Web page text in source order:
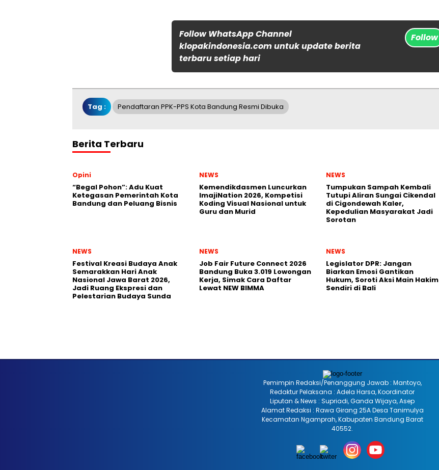
Follow WhatsApp Channel
klopakindonesia.com untuk update berita
terbaru setiap hari
Follow
Tag : Pendaftaran PPK-PPS Kota Bandung Resmi Dibuka
Berita Terbaru
Opini
“Begal Pohon”: Adu Kuat
Ketegasan Pemerintah Kota
Bandung dan Peluang Bisnis
NEWS
Kemendikdasmen Luncurkan
ImajiNation 2026, Kompetisi
Koding Visual Nasional untuk
Guru dan Murid
NEWS
Tumpukan Sampah Kembali
Tutupi Aliran Sungai Cikendal
di Cigondewah Kaler,
Kepedulian Masyarakat Jadi
Sorotan
NEWS
Festival Kreasi Budaya Anak
Semarakkan Hari Anak
Nasional Jawa Barat 2026,
Jadi Ruang Ekspresi dan
Pelestarian Budaya Sunda
NEWS
Job Fair Future Connect 2026
Bandung Buka 3.019 Lowongan
Kerja, Simak Cara Daftar
Lewat NEW BIMMA
NEWS
Legislator DPR: Jangan
Biarkan Emosi Gantikan
Hukum, Soroti Aksi Main Hakim
Sendiri di Bali
Pemimpin Redaksi/Penanggung Jawab : Mantoyo,
Redaktur Pelaksana : Adela Harsa, Koordinator
Liputan & News : Supriadi, Ganda Wijaya, Asep
Alamat Redaksi : Rawa Girang 25A Desa Tanimulya
Kecamatan Ngamprah, Kabupaten Bandung Barat
40552.